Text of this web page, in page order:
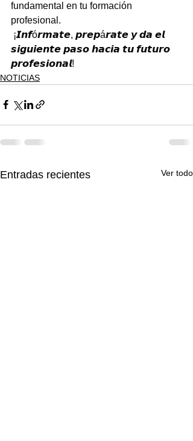
fundamental en tu formación
profesional.
¡𝙄𝙣𝙛ó𝙧𝙢𝙖𝙩𝙚, 𝙥𝙧𝙚𝙥á𝙧𝙖𝙩𝙚 𝙮 𝙙𝙖 𝙚𝙡
𝙨𝙞𝙜𝙪𝙞𝙚𝙣𝙩𝙚 𝙥𝙖𝙨𝙤 𝙝𝙖𝙘𝙞𝙖 𝙩𝙪 𝙛𝙪𝙩𝙪𝙧𝙤
𝙥𝙧𝙤𝙛𝙚𝙨𝙞𝙤𝙣𝙖𝙡!
NOTICIAS
Entradas recientes Ver todo